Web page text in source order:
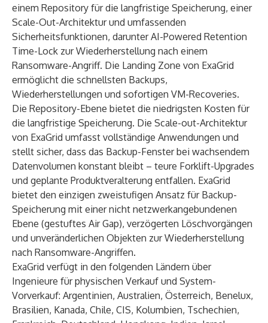
einem Repository für die langfristige Speicherung, einer
Scale-Out-Architektur und umfassenden
Sicherheitsfunktionen, darunter AI-Powered Retention
Time-Lock zur Wiederherstellung nach einem
Ransomware-Angriff. Die Landing Zone von ExaGrid
ermöglicht die schnellsten Backups,
Wiederherstellungen und sofortigen VM-Recoveries.
Die Repository-Ebene bietet die niedrigsten Kosten für
die langfristige Speicherung. Die Scale-out-Architektur
von ExaGrid umfasst vollständige Anwendungen und
stellt sicher, dass das Backup-Fenster bei wachsendem
Datenvolumen konstant bleibt – teure Forklift-Upgrades
und geplante Produktveralterung entfallen. ExaGrid
bietet den einzigen zweistufigen Ansatz für Backup-
Speicherung mit einer nicht netzwerkangebundenen
Ebene (gestuftes Air Gap), verzögerten Löschvorgängen
und unveränderlichen Objekten zur Wiederherstellung
nach Ransomware-Angriffen.
ExaGrid verfügt in den folgenden Ländern über
Ingenieure für physischen Verkauf und System-
Vorverkauf: Argentinien, Australien, Österreich, Benelux,
Brasilien, Kanada, Chile, CIS, Kolumbien, Tschechien,